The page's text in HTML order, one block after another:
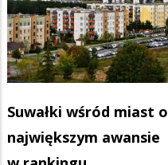
Suwałki wśród miast o
największym awansie